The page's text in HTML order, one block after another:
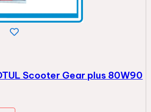
Scooter Gear plus 80W90